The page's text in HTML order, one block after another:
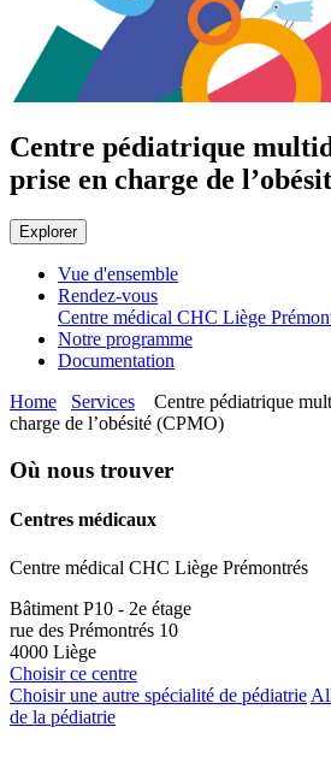
Centre pédiatrique
prise en charge de
Explorer
Vue d'ensemble
Rendez-vous
Centre médical CHC Liège
Notre programme
Documentation
Home
Services
Centre pédiatrique
charge de l’obésité (CPMO)
Où nous trouver
Centres médicaux
Centre médical CHC Liège Prémontrés
Bâtiment P10 - 2e étage
rue des Prémontrés 10
4000 Liège
Choisir ce centre
Choisir une autre spécialité de pédiatrie
de la pédiatrie